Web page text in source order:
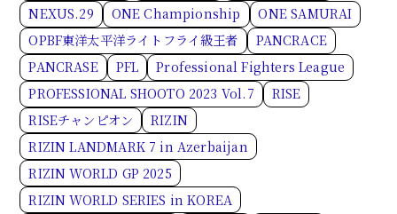
NEXUS.29 ONE Championship
ONE SAMURAI
OPBF東洋太平洋ライトフライ級王者
PANCRACE
PANCRASE
PFL
Professional Fighters League
PROFESSIONAL SHOOTO 2023 Vol.7
RISE
RISEチャンピオン
RIZIN
RIZIN LANDMARK 7 in Azerbaijan
RIZIN WORLD GP 2025
RIZIN WORLD SERIES in KOREA